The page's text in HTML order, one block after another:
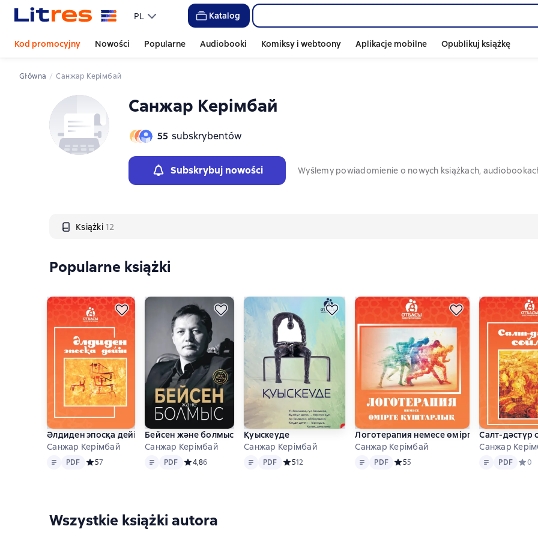
PL Katalog
Kod promocyjny Nowości Popularne Audiobooki Komiksy i webtoony Aplikacje mobilne Opublikuj książkę
Główna Санжар Керімбай
Санжар Керімбай
55 subskrybentów
Subskrybuj nowości Wyślemy powiadomienie o nowych książkach,
Książki 12
Слайдер с книгами
Popularne książki
Әлдиден эпосқа дейін
Санжар Керімбай
Tekst PDF
PDF Средний рейтинг 5 на основе 7 оценок
57
Бейсен және болмыс
Санжар Керімбай
Tekst PDF
PDF Средний рейтинг 4,8 на основе 6 оценок
4,86
Қуыскеуде
Санжар Керімбай
Tekst PDF
PDF Средний рейтинг 5 на основе 12 оценок
512
Логотерапия немесе өмірге құштарлық
Санжар Керімбай
Tekst PDF
PDF Средний рейтинг 5 на основе 5 оценок
55
Салт-дәстүр
Санжар
Tekst PDF
PDF 0
Wszystkie książki autora